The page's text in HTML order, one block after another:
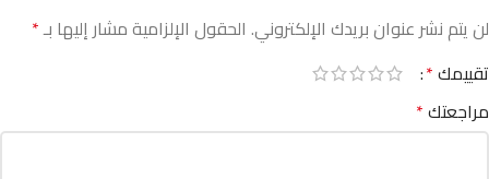
لن يتم نشر عنوان بريدك الإلكتروني. الحقول الإلزامية مشار إليها بـ*
تقييمك*
مراجعتك*